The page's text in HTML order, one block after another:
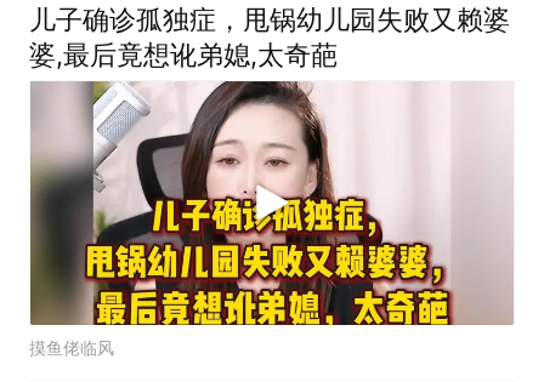
儿子确诊孤独症，甩锅幼儿园失败又赖婆
婆,最后竟想讹弟媳,太奇葩
摸鱼佬临风